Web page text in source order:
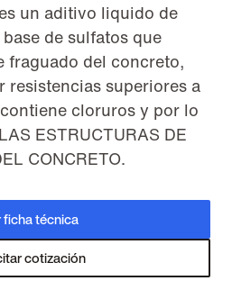
un aditivo liquido de
de sulfatos que
fraguado del concreto,
resistencias superiores a
cloruros y por lo
ESTRUCTURAS DE
CONCRETO.
ficha técnica
cotización